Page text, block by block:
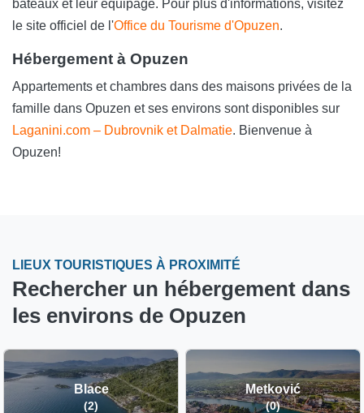
bateaux et leur équipage. Pour plus d'informations, visitez
le site officiel de l'Office du Tourisme d'Opuzen.
Hébergement à Opuzen
Appartements et chambres dans des maisons privées de la
famille dans Opuzen et ses environs sont disponibles sur
Laganini.com – Dubrovnik et Dalmatie. Bienvenue à
Opuzen!
LIEUX TOURISTIQUES À PROXIMITÉ
Rechercher un hébergement dans
les environs de Opuzen
Blace
(2)
Metković
(0)